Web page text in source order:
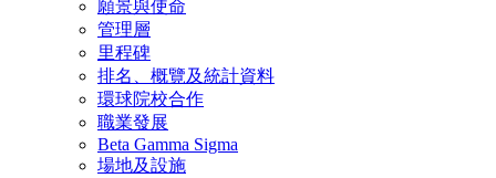
願景與使命
管理層
里程碑
排名、概覽及統計資料
環球院校合作
職業發展
Beta Gamma Sigma
場地及設施